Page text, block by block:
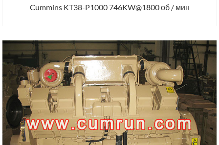
Cummins KT38-P1000 746KW@1800 об / мин